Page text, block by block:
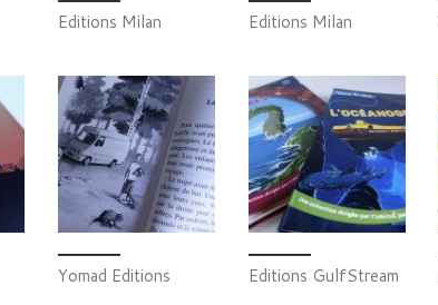
Editions Milan Editions Milan
Yomad Editions Editions GulfStream